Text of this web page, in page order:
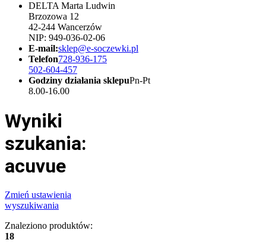
DELTA Marta Ludwin
Brzozowa 12
42-244 Wancerzów
NIP: 949-036-02-06
E-mail:sklep@e-soczewki.pl
Telefon728-936-175
502-604-457
Godziny działania sklepuPn-Pt
8.00-16.00
Wyniki
szukania:
acuvue
Zmień ustawienia
wyszukiwania
Znaleziono produktów:
18